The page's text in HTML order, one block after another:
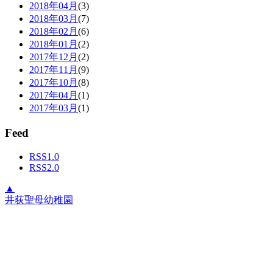
2018年04月 (3)
2018年03月 (7)
2018年02月 (6)
2018年01月 (2)
2017年12月 (2)
2017年11月 (9)
2017年10月 (8)
2017年04月 (1)
2017年03月 (1)
Feed
RSS1.0
RSS2.0
▲
井荻聖母幼稚園